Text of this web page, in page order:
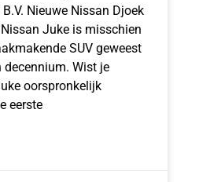
Nieuwe Nissan Djoek
Juke is misschien
SUV geweest
Wist je
oorspronkelijk
eerste